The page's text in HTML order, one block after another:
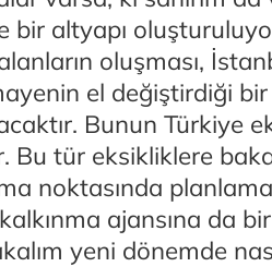
bir altyapı
oluşması,
el değiştirdiği
Bunun Türkiye
Bu tür eksikliklere
noktasında
ajansına da
yeni dönemde